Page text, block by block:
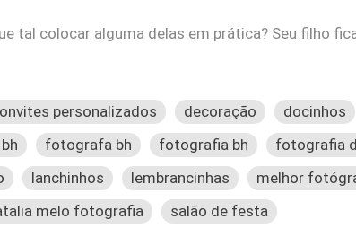
tal colocar alguma delas em prática? Seu filho
personalizados decoração docinhos
fotografa bh fotografia bh
fotografia
lanchinhos lembrancinhas
melhor
melo fotografia salão de festa